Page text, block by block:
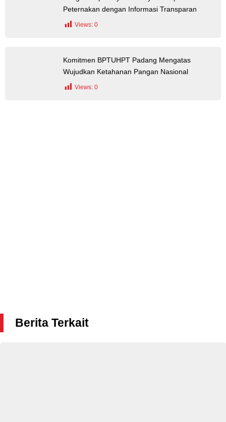
Peternakan dengan Informasi Transparan
Views: 0
Komitmen BPTUHPT Padang Mengatas
Wujudkan Ketahanan Pangan Nasional
Views: 0
Berita Terkait